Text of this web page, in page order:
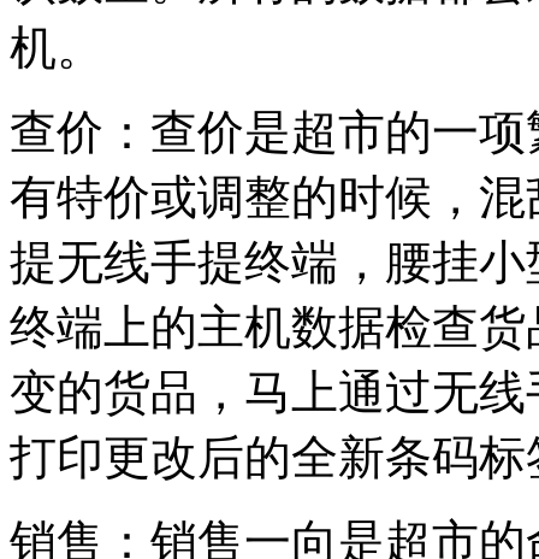
机。
查价：查价是超市的一
有特价或调整的时候，
提无线手提终端，腰挂
终端上的主机数据检查
变的货品，马上通过无
打印更改后的全新条码
销售：销售一向是超市